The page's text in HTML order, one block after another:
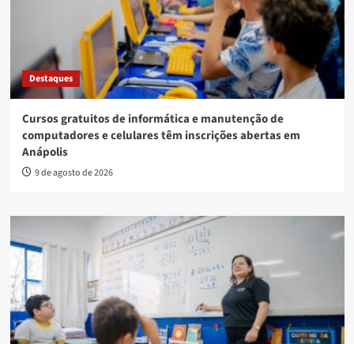
Destaques
Cursos gratuitos de informática e manutenção de
computadores e celulares têm inscrições abertas em
Anápolis
9 de agosto de 2026